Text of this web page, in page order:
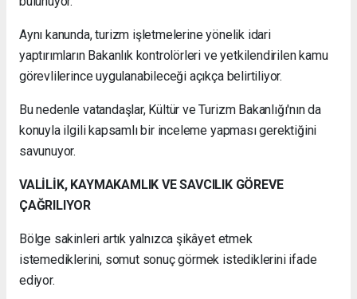
Aynı kanunda, turizm işletmelerine yönelik idari
yaptırımların Bakanlık kontrolörleri ve yetkilendirilen kamu
görevlilerince uygulanabileceği açıkça belirtiliyor.
Bu nedenle vatandaşlar, Kültür ve Turizm Bakanlığı'nın da
konuyla ilgili kapsamlı bir inceleme yapması gerektiğini
savunuyor.
VALİLİK, KAYMAKAMLIK VE SAVCILIK GÖREVE
ÇAĞRILIYOR
Bölge sakinleri artık yalnızca şikâyet etmek
istemediklerini, somut sonuç görmek istediklerini ifade
ediyor.